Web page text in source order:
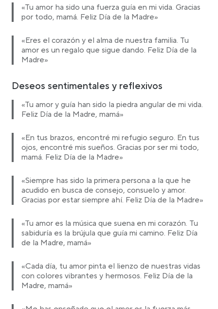
«Tu amor ha sido una fuerza guía en mi vida. Gracias
por todo, mamá. Feliz Día de la Madre»
«Eres el corazón y el alma de nuestra familia. Tu
amor es un regalo que sigue dando. Feliz Día de la
Madre»
Deseos sentimentales y reflexivos
«Tu amor y guía han sido la piedra angular de mi vida.
Feliz Día de la Madre, mamá»
«En tus brazos, encontré mi refugio seguro. En tus
ojos, encontré mis sueños. Gracias por ser mi todo,
mamá. Feliz Día de la Madre»
«Siempre has sido la primera persona a la que he
acudido en busca de consejo, consuelo y amor.
Gracias por estar siempre ahí. Feliz Día de la Madre»
«Tu amor es la música que suena en mi corazón. Tu
sabiduría es la brújula que guía mi camino. Feliz Día
de la Madre, mamá»
«Cada día, tu amor pinta el lienzo de nuestras vidas
con colores vibrantes y hermosos. Feliz Día de la
Madre, mamá»